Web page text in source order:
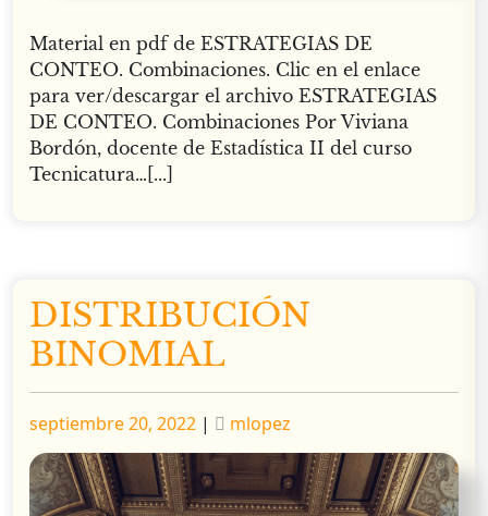
Material en pdf de ESTRATEGIAS DE
CONTEO. Combinaciones. Clic en el enlace
para ver/descargar el archivo ESTRATEGIAS
DE CONTEO. Combinaciones Por Viviana
Bordón, docente de Estadística II del curso
Tecnicatura…[...]
DISTRIBUCIÓN
BINOMIAL
Publicado
septiembre 20, 2022 | Publicado
mlopez